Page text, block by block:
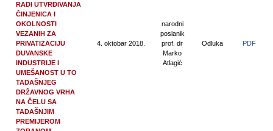
RADI UTVRĐIVANJA
ČINJENICA I
OKOLNOSTI
VEZANIH ZA
PRIVATIZACIJU
DUVANSKE
INDUSTRIJE I
UMEŠANOST U TO
TADAŠNJEG
DRŽAVNOG VRHA
NA ČELU SA
TADAŠNJIM
PREMIJEROM
4. oktobar 2018.
narodni
poslanik
prof. dr
Marko
Atlagić
Odluka PDF